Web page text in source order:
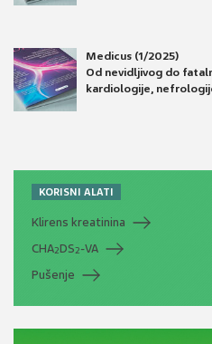
Medicus (1/2025)
Od nevidljivog do
kardiologije,
KORISNI ALATI
Klirens kreatinina
CHA2DS2-VA
Pušenje